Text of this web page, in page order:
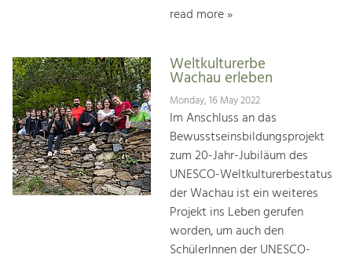
read more »
Weltkulturerbe
Wachau erleben
Monday, 16 May 2022
Im Anschluss an das
Bewusstseinsbildungsprojekt
zum 20-Jahr-Jubiläum des
UNESCO-Weltkulturerbestatus
der Wachau ist ein weiteres
Projekt ins Leben gerufen
worden, um auch den
SchülerInnen der UNESCO-